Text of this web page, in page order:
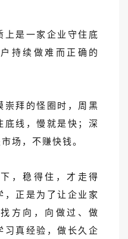
上是一家企业守住底
持续做难而正确的
崇拜的怪圈时，周黑
底线，慢就是快；深
场，不赚快钱。
，稳得住，才走得
正是为了让企业家
方向，向做过、做
习真经验，做长久企